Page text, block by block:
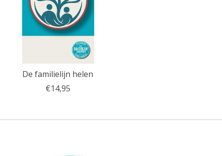
De familielijn helen
€14,95